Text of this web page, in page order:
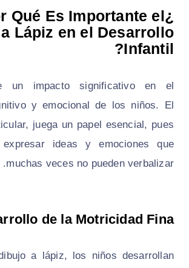
Qué Es Importante el
Lápiz en el Desarrollo
Infantil?
un impacto significativo en el
y emocional de los niños. El
juega un papel esencial, pues
ideas y emociones que
muchas veces no pueden verbalizar.
de la Motricidad Fina
a lápiz, los niños desarrollan